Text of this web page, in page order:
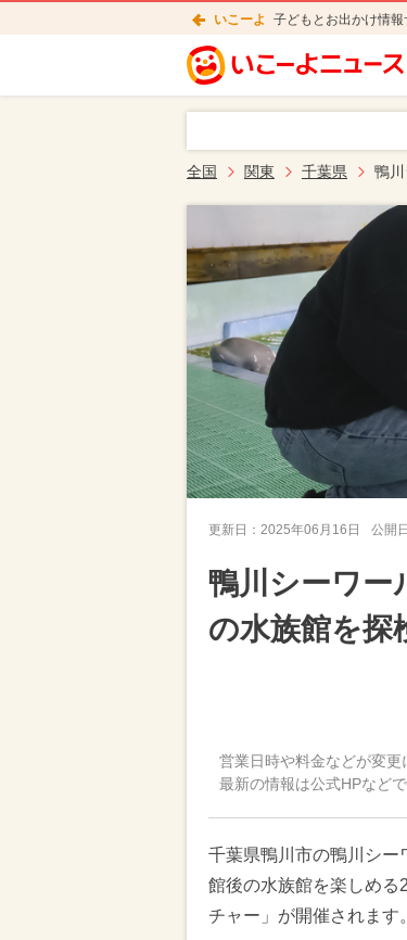
いこーよ 子どもとお出かけ情
全国 関東 千葉県 鴨
更新日： 2025年06月16日 公開
鴨川シーワ
の水族館を探
営業日時や料金などが変更
最新の情報は公式HPなど
千葉県鴨川市の鴨川シー
館後の水族館を楽しめる
チャー」が開催されます。